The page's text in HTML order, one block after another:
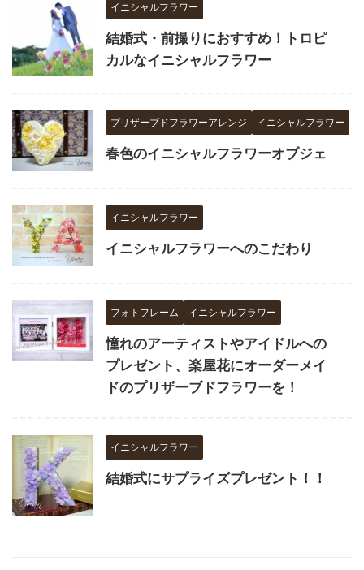
イニシャルフラワー
結婚式・前撮りにおすすめ！トロピ
カルなイニシャルフラワー
プリザーブドフラワーアレンジ イニシャルフラワー
春色のイニシャルフラワーオブジェ
イニシャルフラワー
イニシャルフラワーへのこだわり
フォトフレーム イニシャルフラワー
憧れのアーティストやアイドルへの
プレゼント、楽屋花にオーダーメイ
ドのプリザーブドフラワーを！
イニシャルフラワー
結婚式にサプライズプレゼント！！